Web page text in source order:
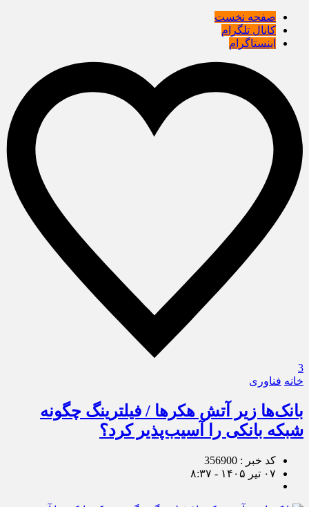
صفحه نخست
کانال تلگرام
اینستاگرام
3
خانه فناوری
بانک‌ها زیر آتش هکرها / فیلترینگ چگونه
شبکه بانکی را آسیب‌پذیر کرد؟
کد خبر : 356900
۰۷ تیر ۱۴۰۵ - ۸:۳۷